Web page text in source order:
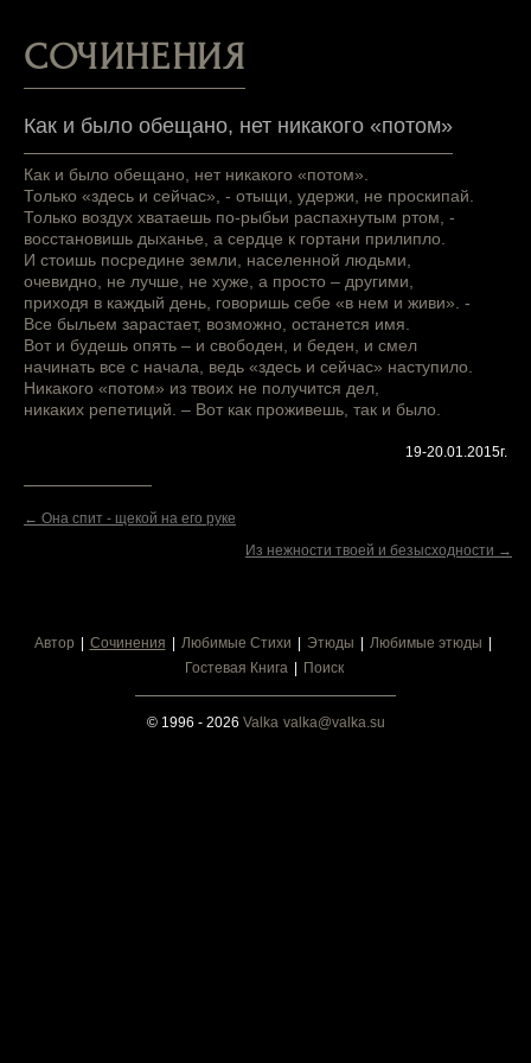
СОЧИНЕНИЯ
Как и было обещано, нет никакого «потом»
Как и было обещано, нет никакого «потом».
Только «здесь и сейчас», - отыщи, удержи, не проскипай.
Только воздух хватаешь по-рыбьи распахнутым ртом, -
восстановишь дыханье, а сердце к гортани прилипло.
И стоишь посредине земли, населенной людьми,
очевидно, не лучше, не хуже, а просто – другими,
приходя в каждый день, говоришь себе «в нем и живи». -
Все быльем зарастает, возможно, останется имя.
Вот и будешь опять – и свободен, и беден, и смел
начинать все с начала, ведь «здесь и сейчас» наступило.
Никакого «потом» из твоих не получится дел,
никаких репетиций. – Вот как проживешь, так и было.
19-20.01.2015г.
← Она спит - щекой на его руке
Из нежности твоей и безысходности →
Автор Сочинения Любимые Стихи Этюды
Любимые этюды
Гостевая Книга
Поиск
© 1996 - 2026 Valka valka@valka.su